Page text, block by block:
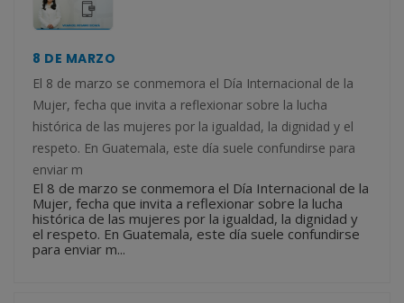
8 DE MARZO
El 8 de marzo se conmemora el Día Internacional de la
Mujer, fecha que invita a reflexionar sobre la lucha
histórica de las mujeres por la igualdad, la dignidad y el
respeto. En Guatemala, este día suele confundirse para
enviar m
El 8 de marzo se conmemora el Día Internacional de la
Mujer, fecha que invita a reflexionar sobre la lucha
histórica de las mujeres por la igualdad, la dignidad y
el respeto. En Guatemala, este día suele confundirse
para enviar m...